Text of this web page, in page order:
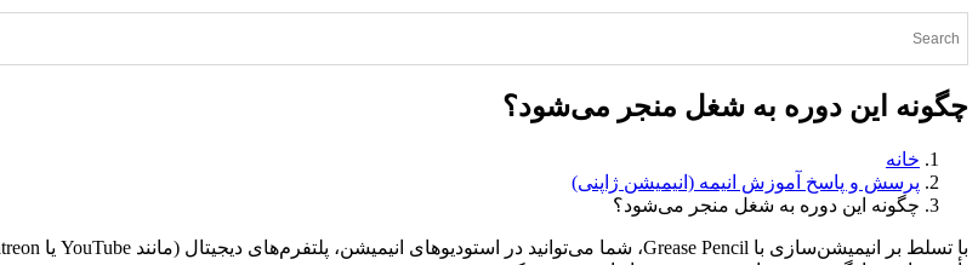
چگونه این دوره به شغل منجر می‌شود؟
خانه
پرسش و پاسخ آموزش انیمه (انیمیشن ژاپنی)
چگونه این دوره به شغل منجر می‌شود؟